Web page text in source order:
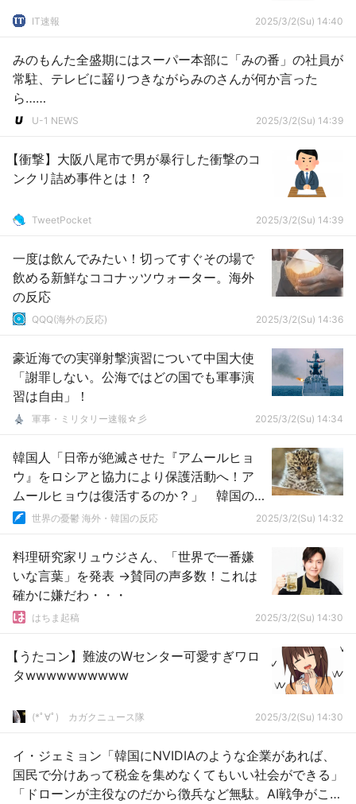
IT速報 2025/3/2(Su) 14:40
みのもんた全盛期にはスーパー本部に「みの番」の社員が
常駐、テレビに齧りつきながらみのさんが何か言った
ら……
U-1 NEWS 2025/3/2(Su) 14:39
【衝撃】大阪八尾市で男が暴行した衝撃のコ
ンクリ詰め事件とは！？
TweetPocket 2025/3/2(Su) 14:39
一度は飲んでみたい！切ってすぐその場で
飲める新鮮なココナッツウォーター。海外
の反応
QQQ(海外の反応) 2025/3/2(Su) 14:36
豪近海での実弾射撃演習について中国大使
「謝罪しない。公海ではどの国でも軍事演
習は自由」！
軍事・ミリタリー速報☆彡 2025/3/2(Su) 14:34
韓国人「日帝が絶滅させた『アムールヒョ
ウ』をロシアと協力により保護活動へ！ア
ムールヒョウは復活するのか？」 韓国の
反応世界の憂鬱 海外・韓国の反応 2025/3/2(Su) 14:32
料理研究家リュウジさん、「世界で一番嫌
いな言葉」を発表 →賛同の声多数！これは
確かに嫌だわ・・・
はちま起稿 2025/3/2(Su) 14:30
【うたコン】難波のWセンター可愛すぎワロ
タwwwwwwwwww
(*ﾟ∀ﾟ)ゞカガクニュース隊 2025/3/2(Su) 14:30
イ・ジェミョン「韓国にNVIDIAのような企業があれば、
国民で分けあって税金を集めなくてもいい社会ができる」
「ドローンが主役なのだから徴兵など無駄。AI戦争がこれ